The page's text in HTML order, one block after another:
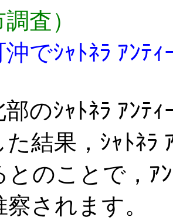
査）
でｼｬﾄﾈﾗ ｱﾝﾃｨ
のｼｬﾄﾈﾗ ｱﾝﾃ
結果， ｼｬﾄﾈﾗ
とのことで，ｱ
されます。